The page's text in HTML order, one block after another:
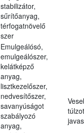
stabilizátor,
sűrítőanyag,
térfogatnövelő
szer
Emulgeálósó,
emulgeálószer,
kelátképző
anyag,
lisztkezelőszer,
nedvesítőszer,
savanyúságot
szabályozó
anyag,